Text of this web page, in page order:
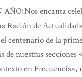
encanta
Ración de
centenario de la
de nuestras
en Frecuencia»,